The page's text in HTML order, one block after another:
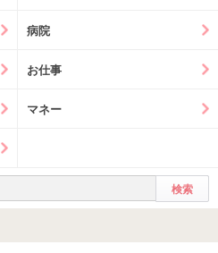
病院
お仕事
マネー